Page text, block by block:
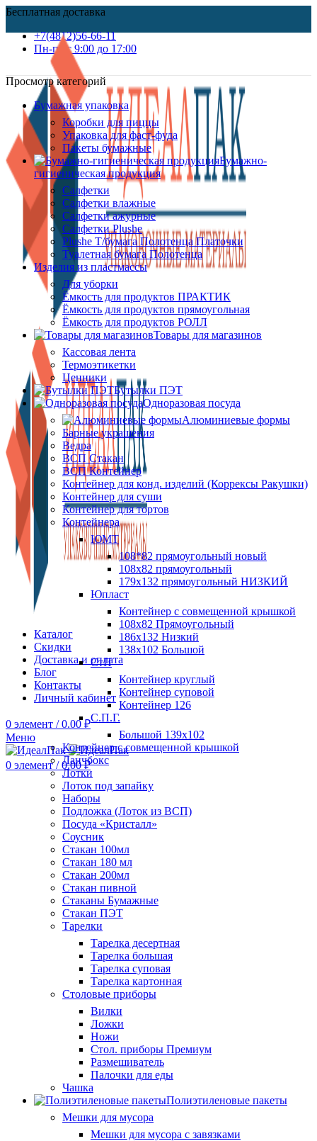
Бесплатная доставка
+7(4812)56-66-11
Пн-пт c 9:00 до 17:00
Каталог
Скидки
Доставка и оплата
Блог
Контакты
Личный кабинет
0 элемент / 0.00₽
Меню
0 элемент / 0.00₽
Просмотр категорий
Бумажная упаковка
Коробки для пиццы
Упаковка для фаст-фуда
Пакеты бумажные
Бумажно-
гигиеническая продукция
Салфетки
Салфетки влажные
Салфетки ажурные
Салфетки Plushe
Plushe Т/бумага Полотенца Платочки
Туалетная бумага Полотенца
Изделия из пластмассы
Для уборки
Ёмкость для продуктов ПРАКТИК
Ёмкость для продуктов прямоугольная
Ёмкость для продуктов РОЛЛ
Товары для магазинов
Кассовая лента
Термоэтикетки
Ценники
Бутылки ПЭТ
Одноразовая посуда
Алюминиевые формы
Барные украшения
Ведра
ВСП Стакан
ВСП Контейнер
Контейнер для конд. изделий (Коррексы Ракушки)
Контейнер для суши
Контейнер для тортов
Контейнера
ЮМТ
108*82 прямоугольный новый
108х82 прямоугольный
179х132 прямоугольный НИЗКИЙ
Юпласт
Контейнер с совмещенной крышкой
108х82 Прямоугольный
186х132 Низкий
138х102 Большой
СтП
Контейнер круглый
Контейнер суповой
Контейнер 126
С.П.Г.
Большой 139х102
Контейнер с совмещенной крышкой
Ланчбокс
Лотки
Лоток под запайку
Наборы
Подложка (Лоток из ВСП)
Посуда «Кристалл»
Соусник
Стакан 100мл
Стакан 180 мл
Стакан 200мл
Стакан пивной
Стаканы Бумажные
Стакан ПЭТ
Тарелки
Тарелка десертная
Тарелка большая
Тарелка суповая
Тарелка картонная
Столовые приборы
Вилки
Ложки
Ножи
Стол. приборы Премиум
Размешиватель
Палочки для еды
Чашка
Полиэтиленовые пакеты
Мешки для мусора
Мешки для мусора с завязками